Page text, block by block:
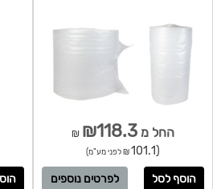
החל מ ₪118.3
₪
(101.1 ₪ לפני מע"מ)
לפרטים נוספים